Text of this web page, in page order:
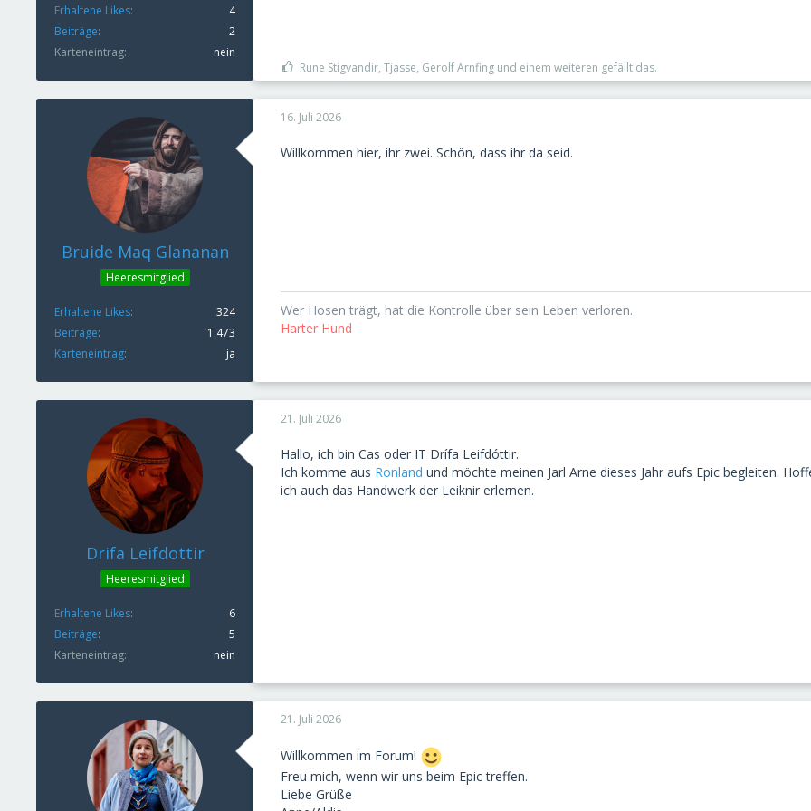
Erhaltene Likes
4
Beiträge
2
Karteneintrag
nein
Rune Stigvandir, Tjasse, Gerolf Arnfing und einem weiteren gefällt das.
Bruide Maq Glananan
Heeresmitglied
Erhaltene Likes
324
Beiträge
1.473
Karteneintrag
ja
16. Juli 2026
Willkommen hier, ihr zwei. Schön, dass ihr da seid.
Wer Hosen trägt, hat die Kontrolle über sein Leben verloren.
Harter Hund
Drifa Leifdottir
Heeresmitglied
Erhaltene Likes
6
Beiträge
5
Karteneintrag
nein
21. Juli 2026
Hallo, ich bin Cas oder IT Drífa Leifdóttir.
Ich komme aus Ronland und möchte meinen Jarl Arne dieses Jahr aufs Epic begleiten.
ich auch das Handwerk der Leiknir erlernen.
21. Juli 2026
Willkommen im Forum!
Freu mich, wenn wir uns beim Epic treffen.
Liebe Grüße